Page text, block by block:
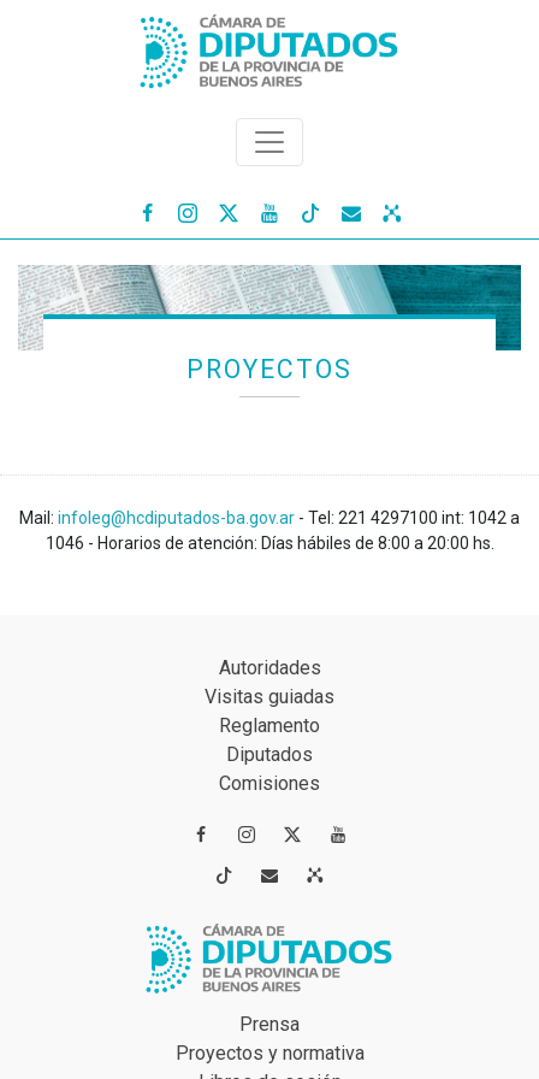
   
PROYECTOS
Mail: infoleg@hcdiputados-ba.gov.ar - Tel: 221 4297100 int: 1042 a
1046 - Horarios de atención: Días hábiles de 8:00 a 20:00 hs.
Autoridades
Visitas guiadas
Reglamento
Diputados
Comisiones
 
 
Prensa
Proyectos y normativa